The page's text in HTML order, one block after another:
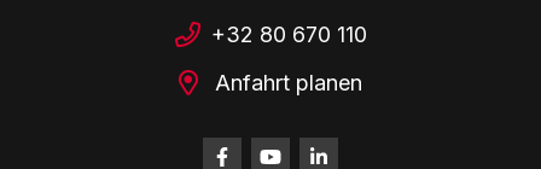
+32 80 670 110
Anfahrt planen